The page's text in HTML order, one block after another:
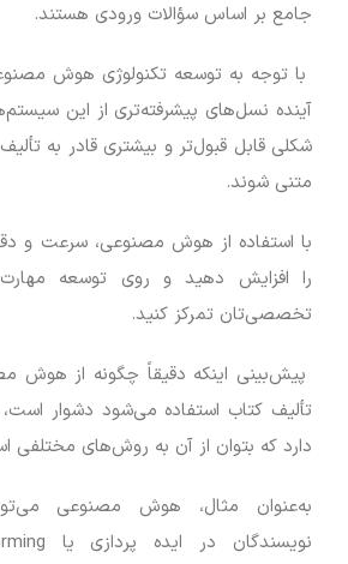
جامع بر اساس سؤالات ورودی هستند.
با توجه به توسعه تکنولوژی هوش
آینده نسل‌های پیشرفته‌تری از این
شکلی قابل قبول‌تر و بیشتری قادر به
متنی شوند.
با استفاده از هوش مصنوعی، سرعت و
را افزایش دهید و روی توسعه
تخصصی‌تان تمرکز کنید.
پیش‌بینی اینکه دقیقاً چگونه از هوش
تألیف کتاب استفاده می‌شود دشوار
دارد که بتوان از آن به روش‌های مختلفی
به‌عنوان مثال، هوش مصنوعی